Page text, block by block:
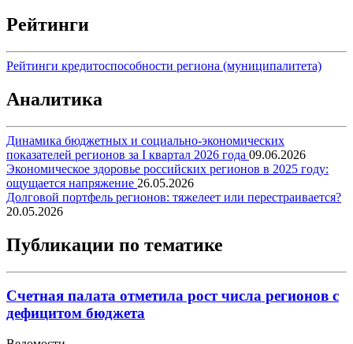
Рейтинги
Рейтинги кредитоспособности региона (муниципалитета)
Аналитика
Динамика бюджетных и социально-экономических
показателей регионов за I квартал 2026 года 09.06.2026
Экономическое здоровье российских регионов в 2025 году:
ощущается напряжение 26.05.2026
Долговой портфель регионов: тяжелеет или перестраивается?
20.05.2026
Публикации по тематике
Счетная палата отметила рост числа регионов с
дефицитом бюджета